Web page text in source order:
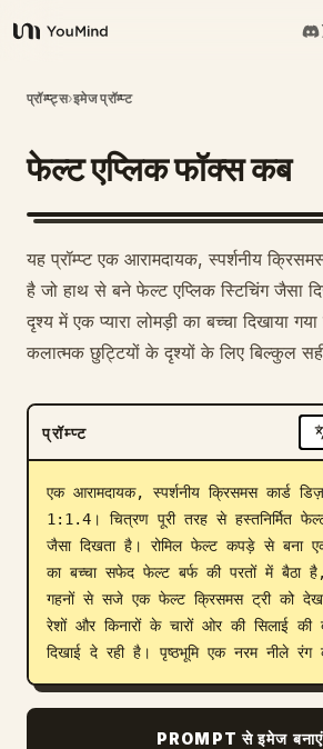
YouMind
अवलोकन
उपयोग के मामले
प्रॉम्प्ट
डाउनलोड
ब्लॉग
अपडेट
प्रॉम्प्ट्स›इमेज प्रॉम्प्ट
फेल्ट एप्लिक फॉक्स कब
यह प्रॉम्प्ट एक आरामदायक, स्पर्शनीय
है जो हाथ से बने फेल्ट एप्लिक स्टिचिंग जैसा
दृश्य में एक प्यारा लोमड़ी का बच्चा दिखाया
कलात्मक छुट्टियों के दृश्यों के लिए बिल्कुल
प्रॉम्प्ट
एक आरामदायक, स्पर्शनीय क्रिसमस कार्ड
1:1.4। चित्रण पूरी तरह से हस्तनिर्मित
जैसा दिखता है। रोमिल फेल्ट कपड़े से बना एक
का बच्चा सफेद फेल्ट बर्फ की परतों में बैठा
गहनों से सजे एक फेल्ट क्रिसमस ट्री को
रेशों और किनारों के चारों ओर की सिलाई
दिखाई दे रही है। पृष्ठभूमि एक नरम नीले
PROMPT से इमेज बनाएं